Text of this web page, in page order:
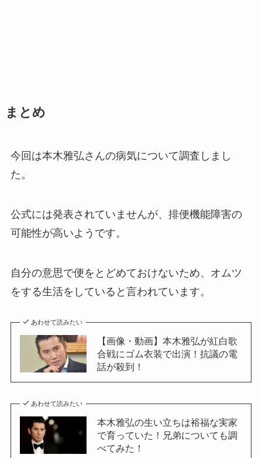
まとめ
今回は本木雅弘さんの病気について調査しまし
た。
公式には発表されていませんが、排便機能障害の
可能性が高いようです。
自分の意思で便をとどめておけないため、オムツ
をする生活をしていると言われています。
あわせて読みたい
【画像・動画】本木雅弘が紅白歌
合戦にゴム衣装で出演！抗議の電
話が殺到！
あわせて読みたい
本木雅弘の生い立ちは裕福な実家
で育っていた！兄弟についても調
べてみた！